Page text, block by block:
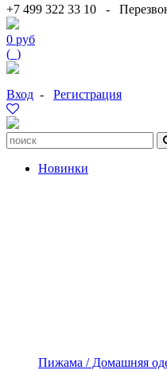
+7 499 322 33 10 -
0 руб
( )
Вход - Регистрация
Новинки
Пижама / Домашняя